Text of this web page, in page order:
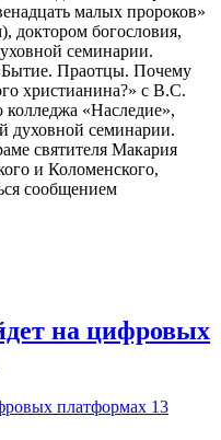
малых пророков»
доктором богословия,
семинарии.
Праотцы. Почему
христианина?» с В.С.
«Наследие»,
духовной семинарии.
святителя Макария
и Коломенского,
сообщением
на цифровых